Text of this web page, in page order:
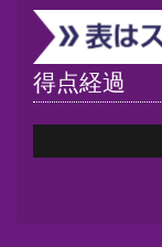
得点経過